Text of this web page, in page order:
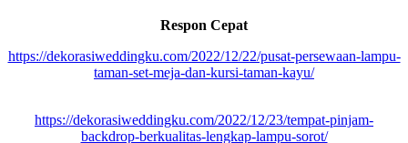
Respon Cepat
https://dekorasiweddingku.com/2022/12/22/pusat-persewaan-lampu-
taman-set-meja-dan-kursi-taman-kayu/
https://dekorasiweddingku.com/2022/12/23/tempat-pinjam-
backdrop-berkualitas-lengkap-lampu-sorot/